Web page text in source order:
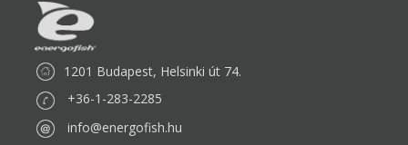
1201 Budapest, Helsinki út 74.
+36-1-283-2285
info@energofish.hu